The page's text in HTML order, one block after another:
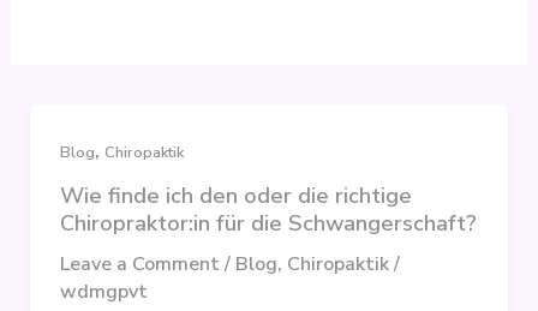
Blog, Chiropaktik
Wie finde ich den oder die richtige
Chiropraktor:in für die Schwangerschaft?
Leave a Comment/ Blog, Chiropaktik/
wdmgpvt